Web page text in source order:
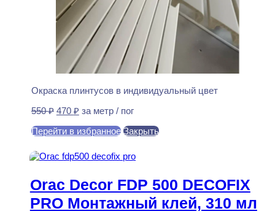
Окраска плинтусов в индивидуальный цвет
550₽ Первоначальная
составляла
470 ₽Текущая
470 ₽.
за метр / пог
Перейти в избранное Закрыть
Orac Decor FDP 500 DECOFIX
PRO Монтажный клей, 310 мл